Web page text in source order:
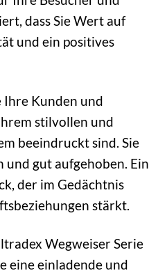
dass Sie Wert auf
und ein positives
Ihre Kunden und
stilvollen und
beeindruckt sind. Sie
gut aufgehoben. Ein
der im Gedächtnis
stärkt.
Wegweiser Serie
eine einladende und